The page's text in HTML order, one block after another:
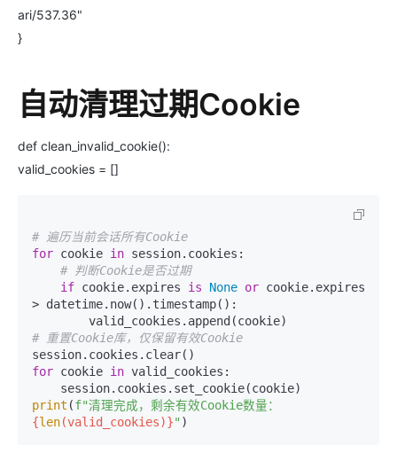
ari/537.36"
}
自动清理过期Cookie
def clean_invalid_cookie():
valid_cookies = []
# 遍历当前会话所有Cookie
for cookie in session.cookies:
# 判断Cookie是否过期
if cookie.expires is None or cookie.expires
> datetime.now().timestamp():
# 重置Cookie库，仅保留有效Cookie
for cookie in valid_cookies:
print (f"清理完成，剩余有效Cookie数量：
{len(valid_cookies)}"